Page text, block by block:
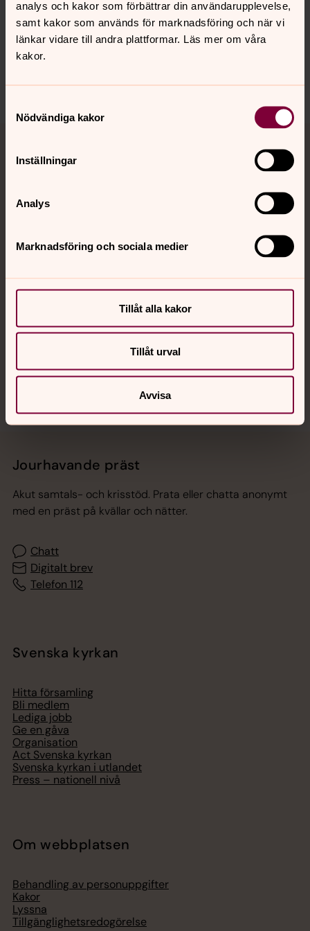
analys och kakor som förbättrar din användarupplevelse,
samt kakor som används för marknadsföring och när vi
länkar vidare till andra plattformar. Läs mer om våra
kakor.
Nödvändiga kakor
Inställningar
Analys
Marknadsföring och sociala medier
Tillåt alla kakor
Tillåt urval
Avvisa
Synpunkter eller frågor på sidans
innehåll?
visby.domkyrko@svenskakyrkan.se
Dela
Kontakt
Kalender
Jourhavande präst
Akut samtals- och krisstöd. Prata eller chatta anonymt
med en präst på kvällar och nätter.
Chatt
Digitalt brev
Telefon 112
Svenska kyrkan
Hitta församling
Bli medlem
Lediga jobb
Ge en gåva
Organisation
Act Svenska kyrkan
Svenska kyrkan i utlandet
Press – nationell nivå
Om webbplatsen
Behandling av personuppgifter
Kakor
Lyssna
Tillgänglighetsredogörelse